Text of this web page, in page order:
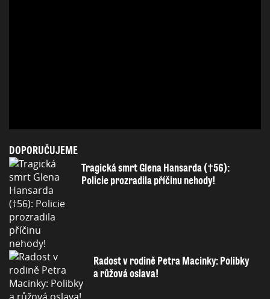
DOPORUČUJEME
Tragická smrt Glena Hansarda (†56):
Policie prozradila příčinu nehody!
Radost v rodině Petra Macinky: Polibky
a růžová oslava!